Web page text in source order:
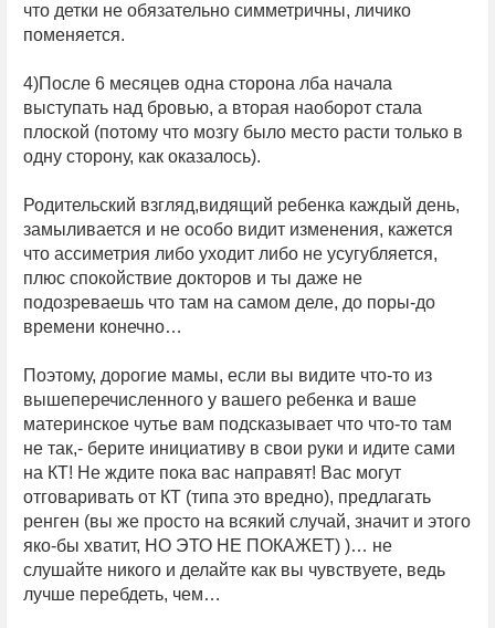
что детки не обязательно симметричны, личико
поменяется.
4)После 6 месяцев одна сторона лба начала
выступать над бровью, а вторая наоборот стала
плоской (потому что мозгу было место расти только в
одну сторону, как оказалось).
Родительский взгляд,видящий ребенка каждый день,
замыливается и не особо видит изменения, кажется
что ассиметрия либо уходит либо не усугубляется,
плюс спокойствие докторов и ты даже не
подозреваешь что там на самом деле, до поры-до
времени конечно…
Поэтому, дорогие мамы, если вы видите что-то из
вышеперечисленного у вашего ребенка и ваше
материнское чутье вам подсказывает что что-то там
не так,- берите инициативу в свои руки и идите сами
на КТ! Не ждите пока вас направят! Вас могут
отговаривать от КТ (типа это вредно), предлагать
ренген (вы же просто на всякий случай, значит и этого
яко-бы хватит, НО ЭТО НЕ ПОКАЖЕТ) )… не
слушайте никого и делайте как вы чувствуете, ведь
лучше перебдеть, чем…